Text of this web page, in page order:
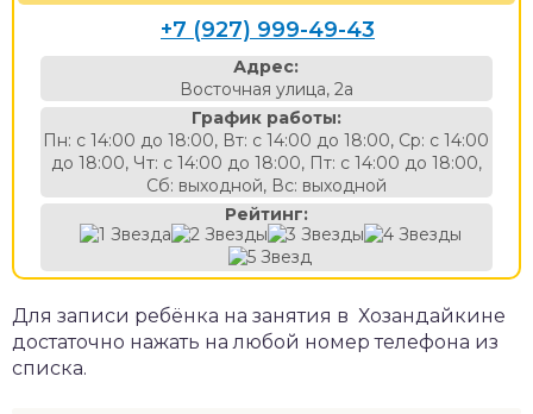
+7 (927) 999-49-43
Адрес:
Восточная улица, 2а
График работы:
Пн: с 14:00 до 18:00, Вт: с 14:00 до 18:00, Ср: с 14:00
до 18:00, Чт: с 14:00 до 18:00, Пт: с 14:00 до 18:00,
Сб: выходной, Вс: выходной
Рейтинг:
Для записи ребёнка на занятия в Хозандайкине
достаточно нажать на любой номер телефона из
списка.